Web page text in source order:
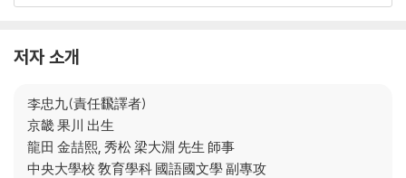
新唐書 吳兢列傳 ≪新唐書≫ 吳兢 列傳 / 203
附錄2
索引凡例 / 219
綜合索引 / 223
貞觀政要人名官職索引 / 331
저자 소개
李忠九(責任飜譯者)
京畿 果川 出生
龍田 金喆熙, 秀松 梁大淵 先生 師事
中央大學校 敎育學科 國語國文學 副專攻